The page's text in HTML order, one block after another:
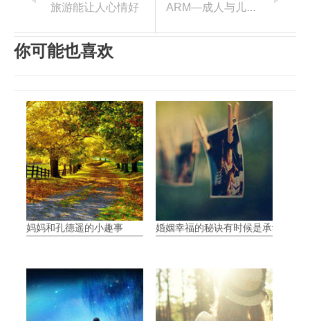
旅游能让人心情好
你可能也喜欢
妈妈和孔德遥的小趣事 婚姻幸福的秘诀有时候是承认自己弱